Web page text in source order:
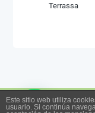
Terrassa
Este sitio web utiliza
usuario. Si continúa